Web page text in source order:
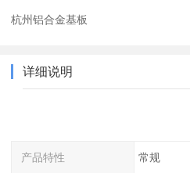
杭州铝合金基板
详细说明
产品特性 常规